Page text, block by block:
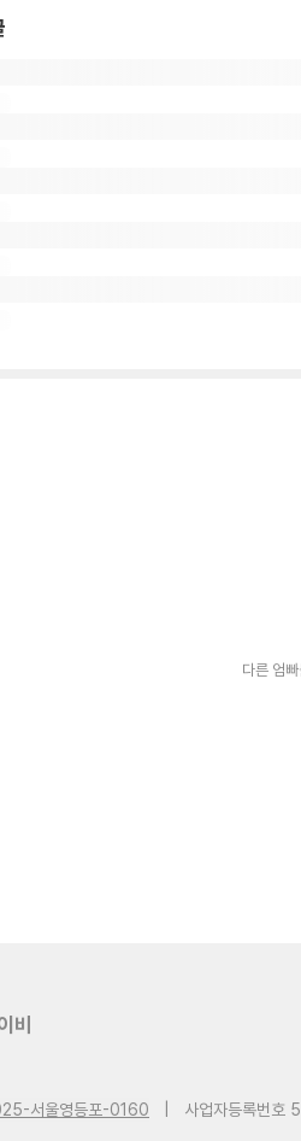
다른 엄
비
서울영등포-0160 사업자등록번